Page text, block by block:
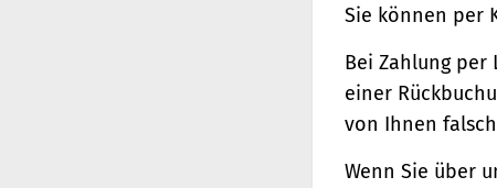
Sie können per
Bei Zahlung
einer
von Ihnen
Wenn Sie über